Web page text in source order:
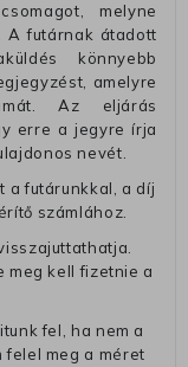
melyne
A futárnak átadott
könnyebb
amelyre
Az eljárás
erre a jegyre írja
nevét.
a futárunkkal, a díj
számlához.
meg kell fizetnie a
fel, ha nem a
felel meg a méret